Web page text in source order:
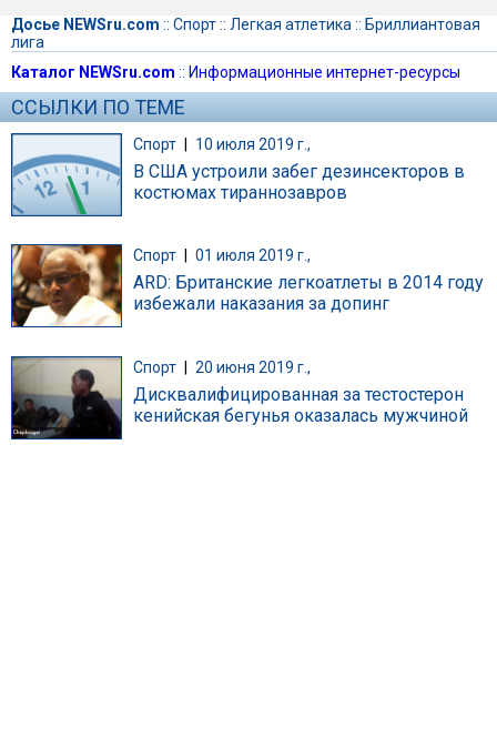
Досье NEWSru.com :: Спорт:: Легкая атлетика :: Бриллиантовая
лига
Каталог NEWSru.com :: Информационные интернет-ресурсы
ССЫЛКИ ПО ТЕМЕ
Спорт 10 июля 2019 г.,
В США устроили забег дезинсекторов в
костюмах тираннозавров
Спорт 01 июля 2019 г.,
ARD: Британские легкоатлеты в 2014 году
избежали наказания за допинг
Спорт | 20 июня 2019 г.,
Дисквалифицированная за тестостерон
кенийская бегунья оказалась мужчиной